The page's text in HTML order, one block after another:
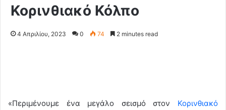
Κορινθιακό Κόλπο
4 Απριλίου, 2023 0 74 2 minutes read
«Περιμένουμε ένα μεγάλο σεισμό στον Κορινθιακό